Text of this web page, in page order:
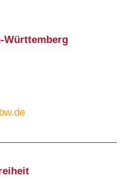
Württemberg